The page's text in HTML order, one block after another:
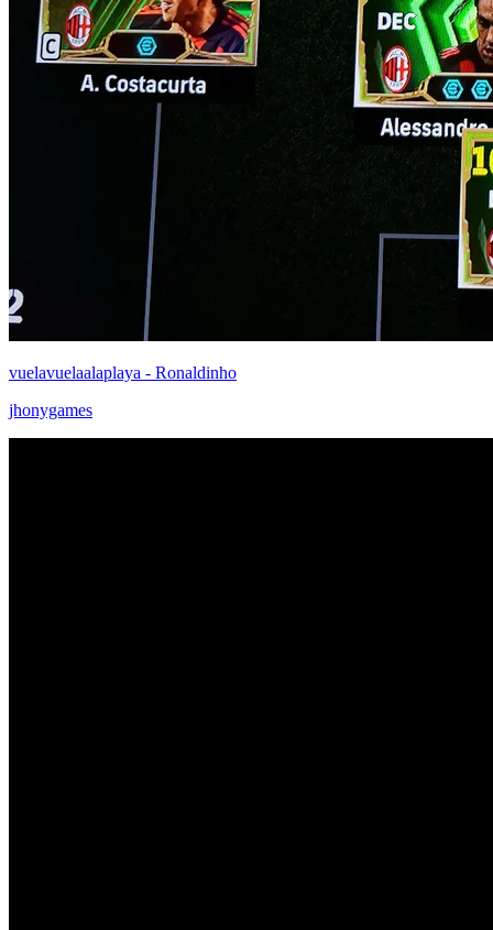
vuelavuelaalaplaya - Ronaldinho
jhonygames